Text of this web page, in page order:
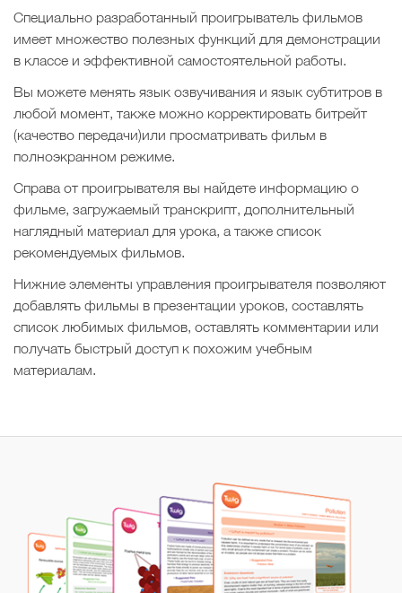
Специально разработанный проигрыватель фильмов
имеет множество полезных функций для демонстрации
в классе и эффективной самостоятельной работы.
Вы можете менять язык озвучивания и язык субтитров в
любой момент, также можно корректировать битрейт
(качество передачи)или просматривать фильм в
полноэкранном режиме.
Справа от проигрывателя вы найдете информацию о
фильме, загружаемый транскрипт, дополнительный
наглядный материал для урока, а также список
рекомендуемых фильмов.
Нижние элементы управления проигрывателя позволяют
добавлять фильмы в презентации уроков, составлять
список любимых фильмов, оставлять комментарии или
получать быстрый доступ к похожим учебным
материалам.